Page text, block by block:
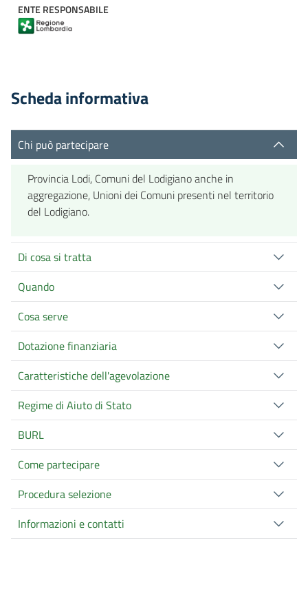
ENTE RESPONSABILE
Scheda informativa
Chi può partecipare
Provincia Lodi, Comuni del Lodigiano anche in
aggregazione, Unioni dei Comuni presenti nel territorio
del Lodigiano.
Di cosa si tratta
Quando
Cosa serve
Dotazione finanziaria
Caratteristiche dell'agevolazione
Regime di Aiuto di Stato
BURL
Come partecipare
Procedura selezione
Informazioni e contatti